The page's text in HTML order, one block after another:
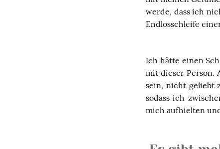
werde, dass ich
Endlosschleife
Ich hätte einen
mit dieser Person.
sein, nicht geliebt
sodass ich
mich aufhielten